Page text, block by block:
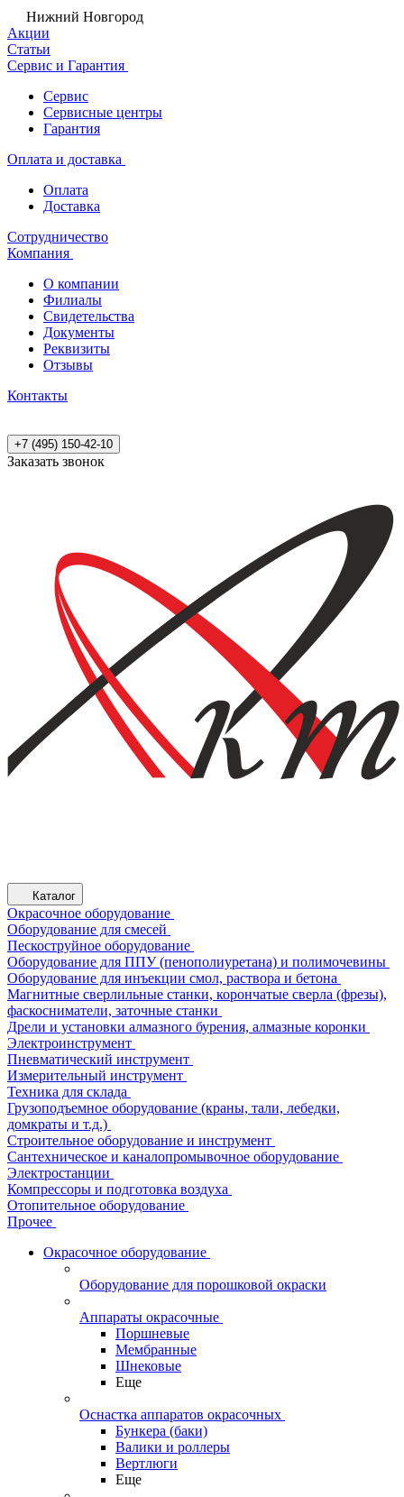
Нижний Новгород
Акции
Статьи
Сервис и Гарантия
Сервис
Сервисные центры
Гарантия
Оплата и доставка
Оплата
Доставка
Сотрудничество
Компания
О компании
Филиалы
Свидетельства
Документы
Реквизиты
Отзывы
Контакты
+7 (495) 150-42-10
Заказать звонок
Каталог
Окрасочное оборудование
Оборудование для смесей
Пескоструйное оборудование
Оборудование для ППУ (пенополиуретана) и полимочевины
Оборудование для инъекции смол, раствора и бетона
Магнитные сверлильные станки, корончатые сверла (фрезы),
фаскосниматели, заточные станки
Дрели и установки алмазного бурения, алмазные коронки
Электроинструмент
Пневматический инструмент
Измерительный инструмент
Техника для склада
Грузоподъемное оборудование (краны, тали, лебедки,
домкраты и т.д.)
Строительное оборудование и инструмент
Сантехническое и каналопромывочное оборудование
Электростанции
Компрессоры и подготовка воздуха
Отопительное оборудование
Прочее
Окрасочное оборудование
Оборудование для порошковой окраски
Аппараты окрасочные
Поршневые
Мембранные
Шнековые
Еще
Оснастка аппаратов окрасочных
Бункера (баки)
Валики и роллеры
Вертлюги
Еще